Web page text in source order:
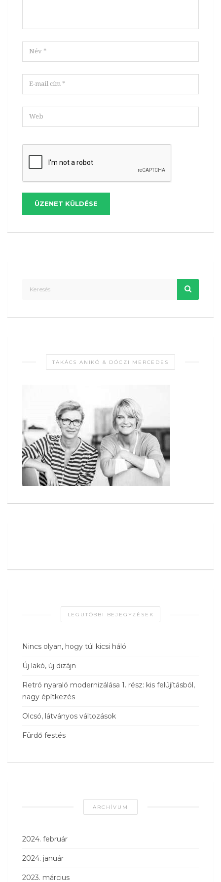
ÜZENET KÜLDÉSE
TAKÁCS ANIKÓ & DÓCZI MERCEDES
LEGUTÓBBI BEJEGYZÉSEK
Nincs olyan, hogy túl kicsi háló
Új lakó, új dizájn
Retró nyaraló modernizálása 1. rész: kis felújításból,
nagy építkezés
Olcsó, látványos változások
Fürdő festés
ARCHÍVUM
2024. február
2024. január
2023. március